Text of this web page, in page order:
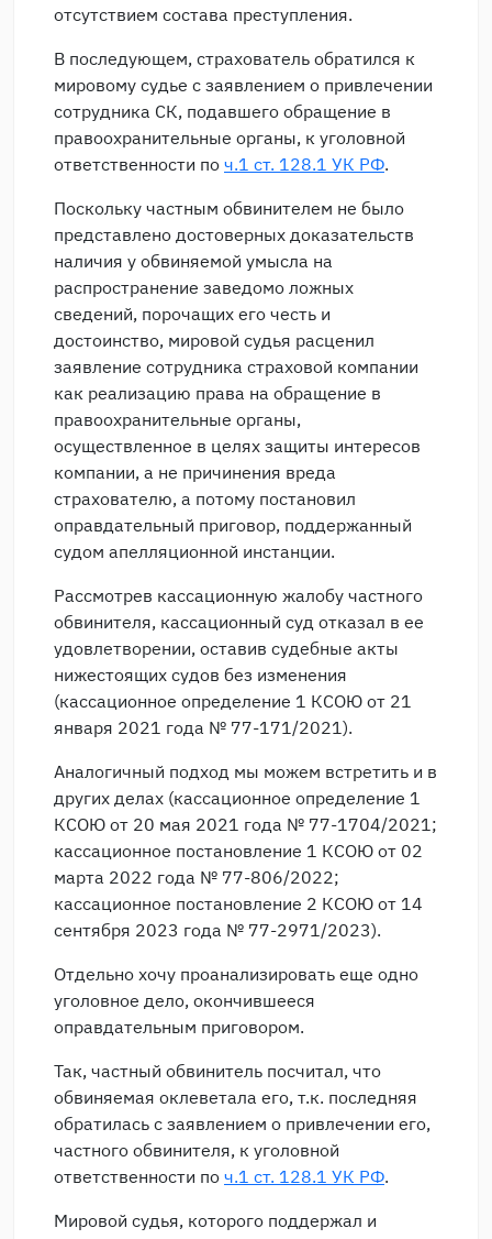
отсутствием состава преступления.
В последующем, страхователь обратился к
мировому судье с заявлением о привлечении
сотрудника СК, подавшего обращение в
правоохранительные органы, к уголовной
ответственности по ч.1 ст. 128.1 УК РФ.
Поскольку частным обвинителем не было
представлено достоверных доказательств
наличия у обвиняемой умысла на
распространение заведомо ложных
сведений, порочащих его честь и
достоинство, мировой судья расценил
заявление сотрудника страховой компании
как реализацию права на обращение в
правоохранительные органы,
осуществленное в целях защиты интересов
компании, а не причинения вреда
страхователю, а потому постановил
оправдательный приговор, поддержанный
судом апелляционной инстанции.
Рассмотрев кассационную жалобу частного
обвинителя, кассационный суд отказал в ее
удовлетворении, оставив судебные акты
нижестоящих судов без изменения
(кассационное определение 1 КСОЮ от 21
января 2021 года № 77-171/2021).
Аналогичный подход мы можем встретить и в
других делах (кассационное определение 1
КСОЮ от 20 мая 2021 года № 77-1704/2021;
кассационное постановление 1 КСОЮ от 02
марта 2022 года № 77-806/2022;
кассационное постановление 2 КСОЮ от 14
сентября 2023 года № 77-2971/2023).
Отдельно хочу проанализировать еще одно
уголовное дело, окончившееся
оправдательным приговором.
Так, частный обвинитель посчитал, что
обвиняемая оклеветала его, т.к. последняя
обратилась с заявлением о привлечении его,
частного обвинителя, к уголовной
ответственности по ч.1 ст. 128.1 УК РФ.
Мировой судья, которого поддержал и